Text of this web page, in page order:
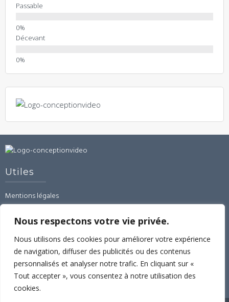
Nous respectons votre vie privée.
Nous utilisons des cookies pour améliorer votre expérience
de navigation, diffuser des publicités ou des contenus
personnalisés et analyser notre trafic. En cliquant sur «
Tout accepter », vous consentez à notre utilisation des
cookies.
Passable
Décevant
Utiles
Mentions légales
CGU-CGV-RGPD
Contact
Espace formations
Formation montage vidéo avec Imovie sous Apple.